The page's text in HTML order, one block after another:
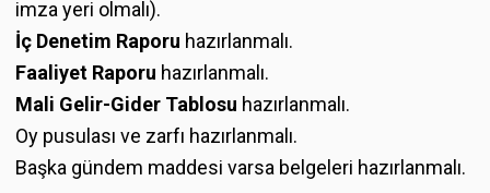
imza yeri olmalı).
İç Denetim Raporu hazırlanmalı.
Faaliyet Raporu hazırlanmalı.
Mali Gelir-Gider Tablosu hazırlanmalı.
Oy pusulası ve zarfı hazırlanmalı.
Başka gündem maddesi varsa belgeleri hazırlanmalı.